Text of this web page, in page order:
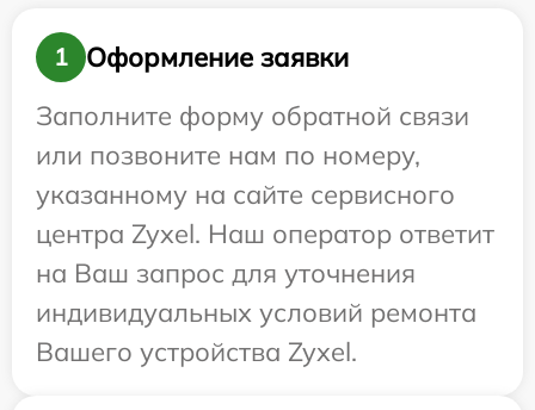
1
Оформление заявки
Заполните форму обратной связи
или позвоните нам по номеру,
указанному на сайте сервисного
центра Zyxel. Наш оператор ответит
на Ваш запрос для уточнения
индивидуальных условий ремонта
Вашего устройства Zyxel.